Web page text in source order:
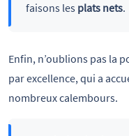
faisons les plats nets.
Enfin, n’oublions pas la
par excellence, qui a
nombreux calembours.